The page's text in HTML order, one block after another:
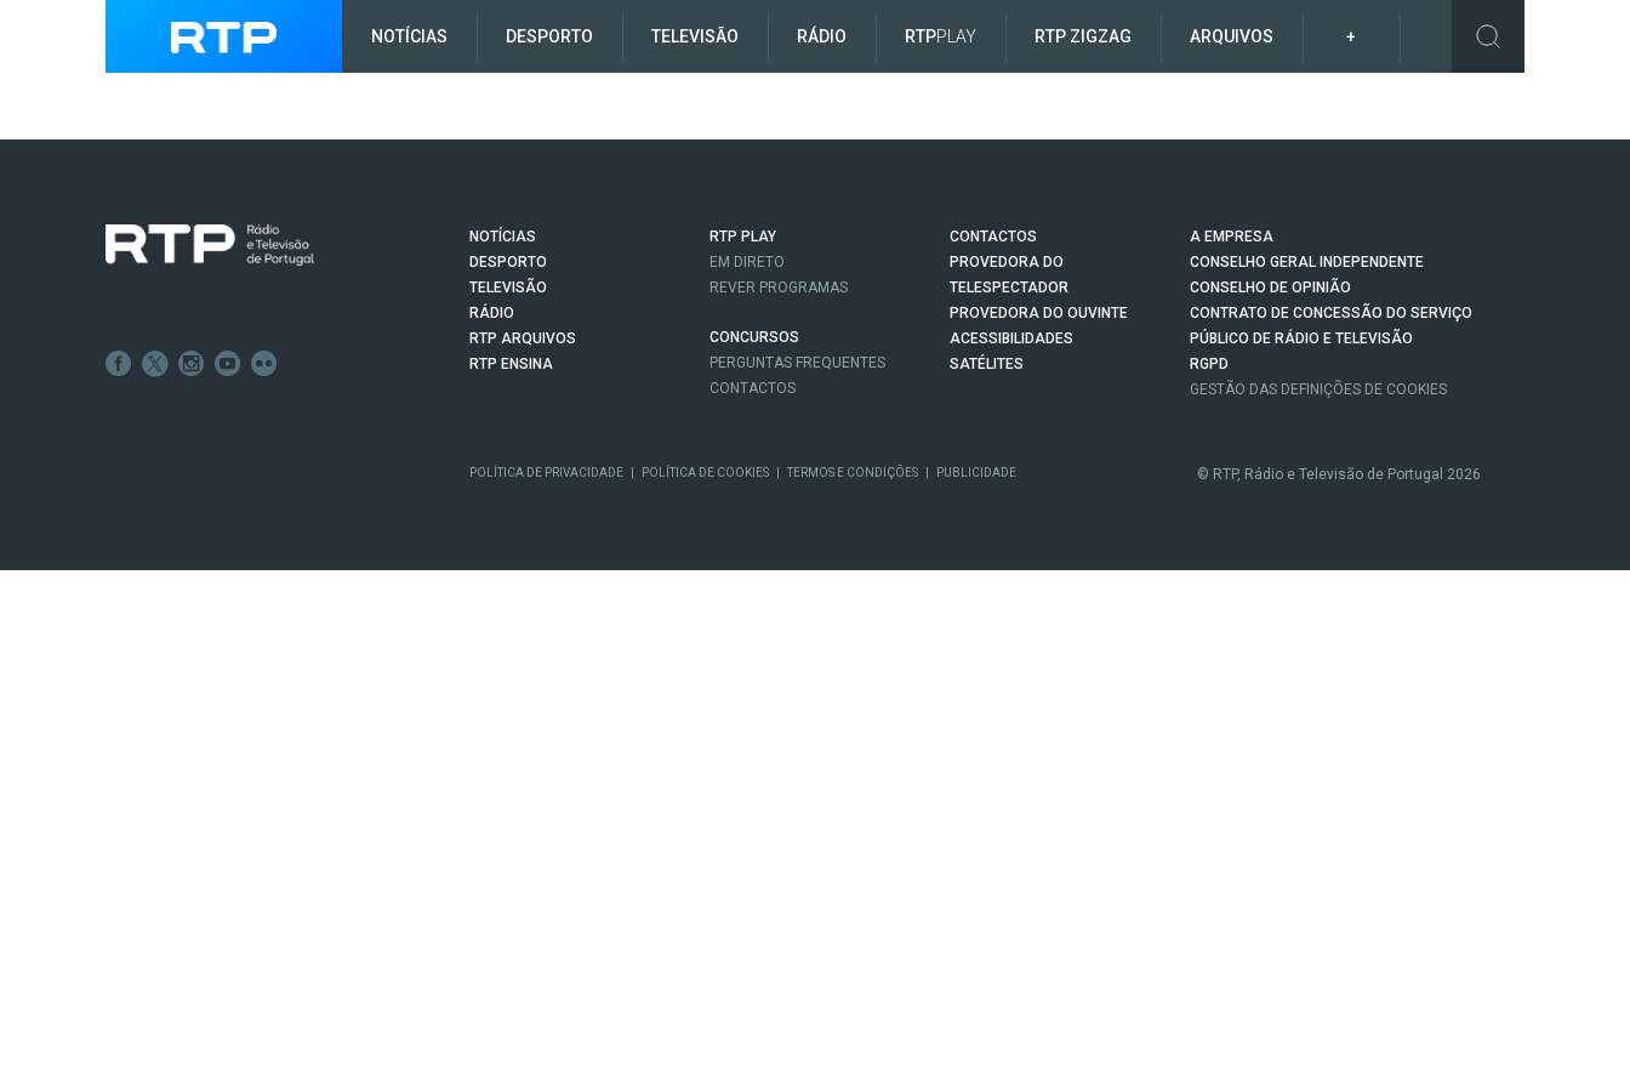
NOTÍCIAS DESPORTO TELEVISÃO RÁDIO RTPPLAY RTP ZIGZAG ARQUIVOS +
NOTÍCIAS
DESPORTO
TELEVISÃO
RÁDIO
RTP ARQUIVOS
RTP ENSINA
RTP PLAY
EM DIRETO
REVER PROGRAMAS
CONCURSOS
PERGUNTAS FREQUENTES
CONTACTOS
CONTACTOS
PROVEDORA DO
TELESPECTADOR
PROVEDORA DO OUVINTE
ACESSIBILIDADES
SATÉLITES
A EMPRESA
CONSELHO GERAL INDEPENDENTE
CONSELHO DE OPINIÃO
CONTRATO DE CONCESSÃO DO SERVIÇO
PÚBLICO DE RÁDIO E TELEVISÃO
RGPD
GESTÃO DAS DEFINIÇÕES DE COOKIES
POLÍTICA DE PRIVACIDADE POLÍTICA DE COOKIES TERMOS E CONDIÇÕES PUBLICIDADE © RTP, Rádio e Televisão de Portugal 2026